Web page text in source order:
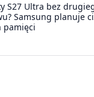
S27 Ultra bez
Samsung planuje
pamięci